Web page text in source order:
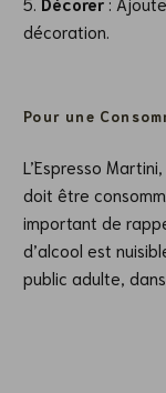
décoration.
Pour une
L’Espresso
doit être
important de
d’alcool est
public adulte,